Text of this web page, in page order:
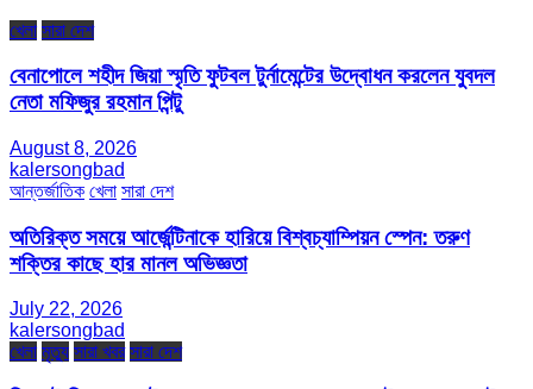
খেলা সারা দেশ
বেনাপোলে শহীদ জিয়া স্মৃতি ফুটবল টুর্নামেন্টের উদ্বোধন করলেন যুবদল
নেতা মফিজুর রহমান পিন্টু
August 8, 2026
kalersongbad
আন্তর্জাতিক খেলা সারা দেশ
অতিরিক্ত সময়ে আর্জেন্টিনাকে হারিয়ে বিশ্বচ্যাম্পিয়ন স্পেন: তরুণ
শক্তির কাছে হার মানল অভিজ্ঞতা
July 22, 2026
kalersongbad
খেলা মৃত্যু সারা খবর সারা দেশ